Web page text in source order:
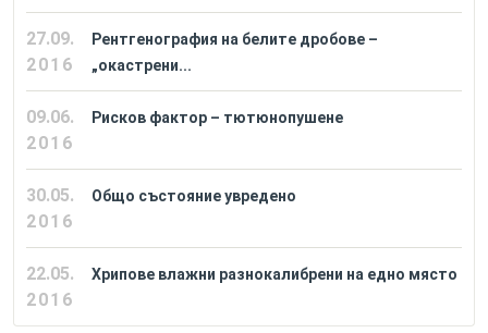
27.09.
2016
Рентгенография на белите дробове –
„окастрени...
09.06.
2016
Рисков фактор – тютюнопушене
30.05.
2016
Общо състояние увредено
22.05.
2016
Хрипове влажни разнокалибрени на едно място